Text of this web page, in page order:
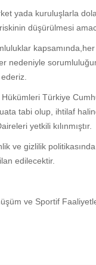
yada kuruluşlarla
düşürülmesi
nedeniyle
Türkiye
tabi olup, ihtilaf
yetkili kılınmıştır.
ve gizlilik
edilecektir.
ve Sportif